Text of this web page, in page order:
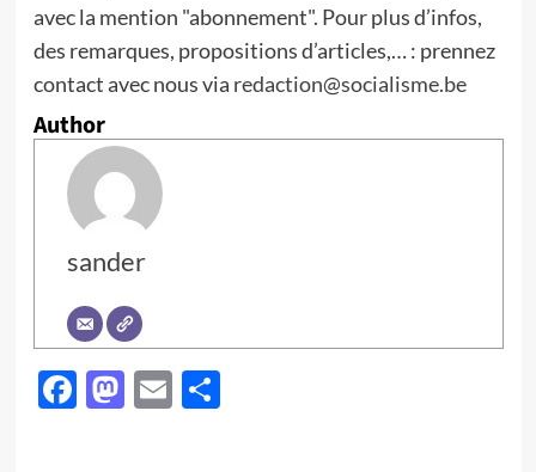
avec la mention "abonnement". Pour plus d’infos,
des remarques, propositions d’articles,… : prennez
contact avec nous via redaction@socialisme.be
Author
sander
Facebook
Mastodon
EmailPartager